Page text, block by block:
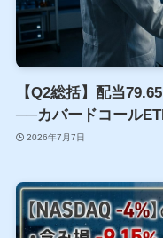
【Q2総括】配当
──カバードコール
2026年7月7日